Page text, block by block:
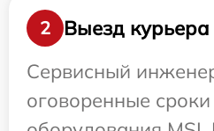
2
Выезд курьера
Сервисный
оговоренные